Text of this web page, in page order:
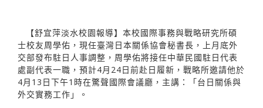
【舒宜萍淡水校園報導】本校國際事務與戰略研究所碩
士校友周學佑，現任臺灣日本關係協會秘書長，上月底外
交部發布駐日人事調整，周學佑將接任中華民國駐日代表
處副代表一職，預計4月24日前赴日履新，戰略所邀請他於
4月13日下午1時在驚聲國際會議廳，主講：「台日關係與
外交實務工作」。